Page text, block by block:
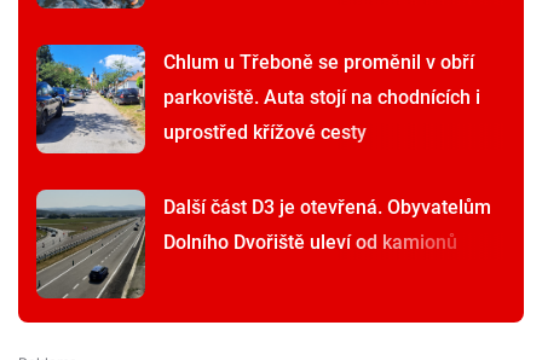
Chlum u Třeboně se proměnil v obří
parkoviště. Auta stojí na chodnících i
uprostřed křížové cesty
Další část D3 je otevřená. Obyvatelům
Dolního Dvořiště uleví od kamionů